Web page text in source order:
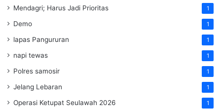
Mendagri; Harus Jadi Prioritas 1
Demo 1
lapas Pangururan 1
napi tewas 1
Polres samosir 1
Jelang Lebaran 1
Operasi Ketupat Seulawah 2026 1